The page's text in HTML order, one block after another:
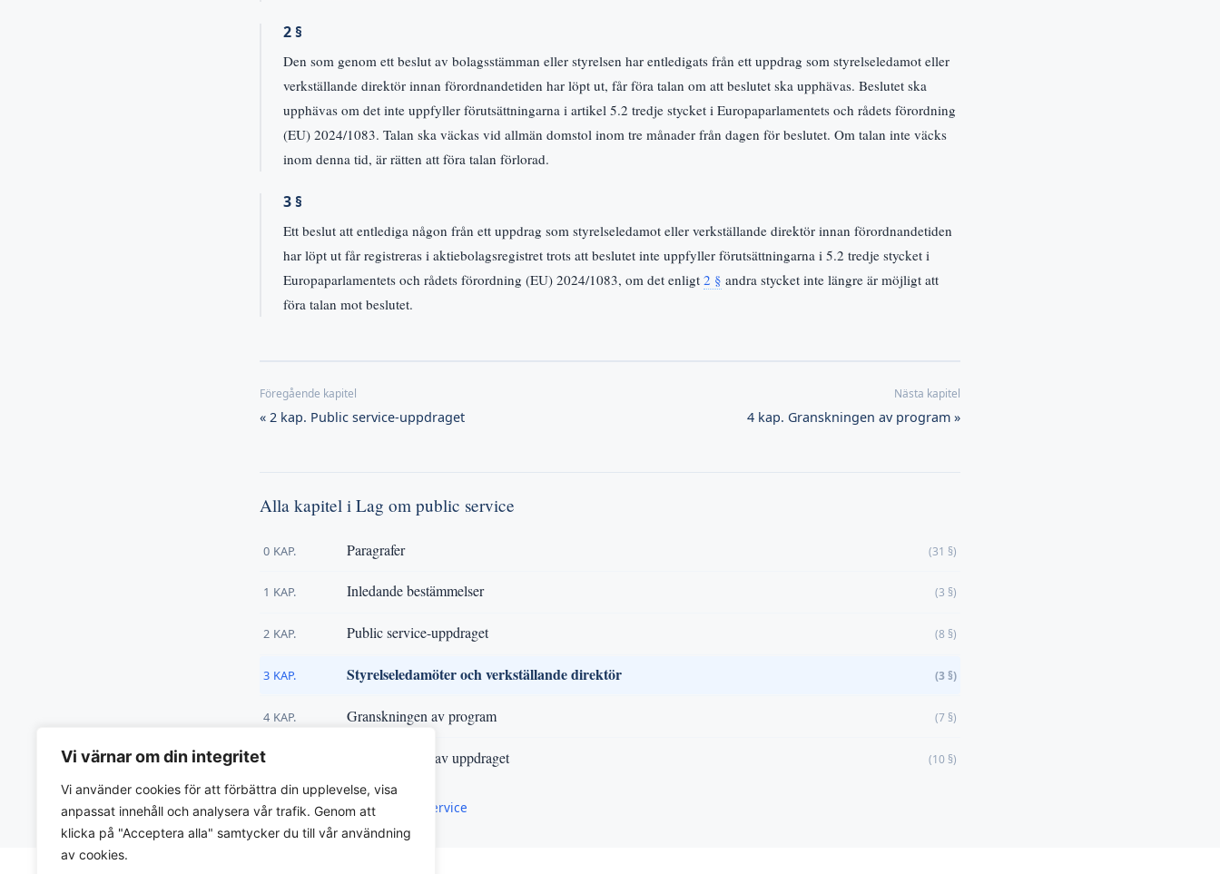
Vi värnar om din integritet
Vi använder cookies för att förbättra din upplevelse, visa
anpassat innehåll och analysera vår trafik. Genom att
klicka på "Acceptera alla" samtycker du till vår användning
av cookies.
2 §
Den som genom ett beslut av bolagsstämman eller styrelsen har entledigats från ett uppdrag som styrelseledamot eller
verkställande direktör innan förordnandetiden har löpt ut, får föra talan om att beslutet ska upphävas. Beslutet ska
upphävas om det inte uppfyller förutsättningarna i artikel 5.2 tredje stycket i Europaparlamentets och rådets förordning
(EU) 2024/1083. Talan ska väckas vid allmän domstol inom tre månader från dagen för beslutet. Om talan inte väcks
inom denna tid, är rätten att föra talan förlorad.
3 §
Ett beslut att entlediga någon från ett uppdrag som styrelseledamot eller verkställande direktör innan förordnandetiden
har löpt ut får registreras i aktiebolagsregistret trots att beslutet inte uppfyller förutsättningarna i 5.2 tredje stycket i
Europaparlamentets och rådets förordning (EU) 2024/1083, om det enligt 2 § andra stycket inte längre är möjligt att
föra talan mot beslutet.
« 2 kap. Public service-uppdraget 4 kap. Granskningen av program »
Alla kapitel i Lag om public service
0 KAP. Paragrafer (31 §)
1 KAP. Inledande bestämmelser (3 §)
2 KAP. Public service-uppdraget (8 §)
3 KAP. Styrelseledamöter och verkställande direktör (3 §)
4 KAP. Granskningen av program (7 §)
5 KAP. Finansieringen av uppdraget (10 §)
« Tillbaka tillLag om public service